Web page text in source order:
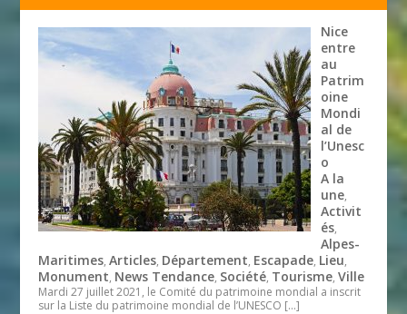
Nice
entre
au
Patrim
oine
Mondi
al de
l’Unesc
o
A la
une,
Activit
és,
Alpes-
Maritimes,Articles, Département, Escapade, Lieu,
Monument, News Tendance, Société, Tourisme,Ville
Mardi 27 juillet 2021, le Comité du patrimoine mondial a inscrit
sur la Liste du patrimoine mondial de l’UNESCO […]